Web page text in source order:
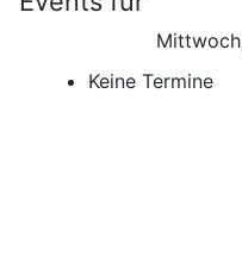
Keine Termine